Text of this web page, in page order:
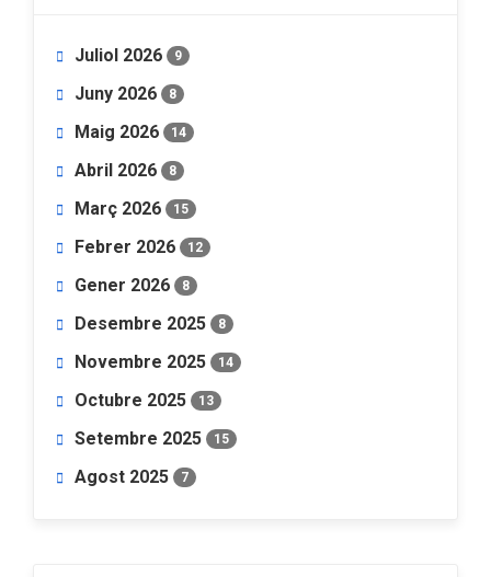
Juliol 2026 9
Juny 2026 8
Maig 2026 14
Abril 2026 8
Març 2026 15
Febrer 2026 12
Gener 2026 8
Desembre 2025 8
Novembre 2025 14
Octubre 2025 13
Setembre 2025 15
Agost 2025 7